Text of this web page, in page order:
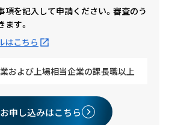
項を記入して申請ください。審査のう
す。
はこちら
および上場相当企業の課長職以上
申し込みはこちら